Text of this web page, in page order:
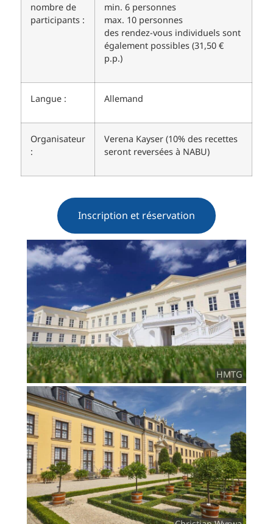
nombre de
participants :
min. 6 personnes
max. 10 personnes
des rendez-vous individuels sont
également possibles (31,50 €
p.p.)
Langue : Allemand
Organisateur
:
Verena Kayser (10% des recettes
seront reversées à NABU)
Inscription et réservation
HMTG